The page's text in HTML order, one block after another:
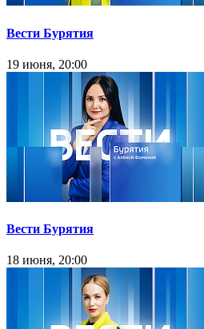
Вести Бурятия
19 июня, 20:00
Вести Бурятия
18 июня, 20:00